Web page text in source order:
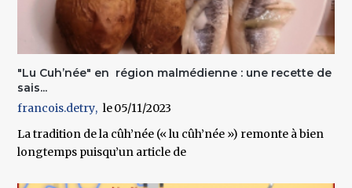
"Lu Cuh’née" en région malmédienne : une recette de
sais...
francois.detry
05/11/2023
La tradition de la cûh’née (« lu cûh’née ») remonte à bien
longtemps puisqu’un article de